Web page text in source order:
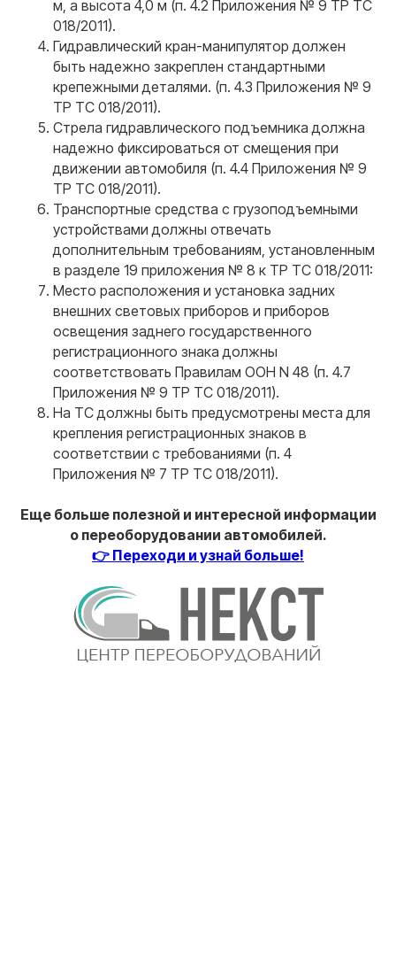
м, а высота 4,0 м (п. 4.2 Приложения № 9 ТР ТС
018/2011).
Гидравлический кран-манипулятор должен
быть надежно закреплен стандартными
крепежными деталями. (п. 4.3 Приложения № 9
ТР ТС 018/2011).
Стрела гидравлического подъемника должна
надежно фиксироваться от смещения при
движении автомобиля (п. 4.4 Приложения № 9
ТР ТС 018/2011).
Транспортные средства с грузоподъемными
устройствами должны отвечать
дополнительным требованиям, установленным
в разделе 19 приложения № 8 к ТР ТС 018/2011:
Место расположения и установка задних
внешних световых приборов и приборов
освещения заднего государственного
регистрационного знака должны
соответствовать Правилам ООН N 48 (п. 4.7
Приложения № 9 ТР ТС 018/2011).
На ТС должны быть предусмотрены места для
крепления регистрационных знаков в
соответствии с требованиями (п. 4
Приложения № 7 ТР ТС 018/2011).
Еще больше полезной и интересной информации
о переоборудовании автомобилей.
👉 Переходи и узнай больше!